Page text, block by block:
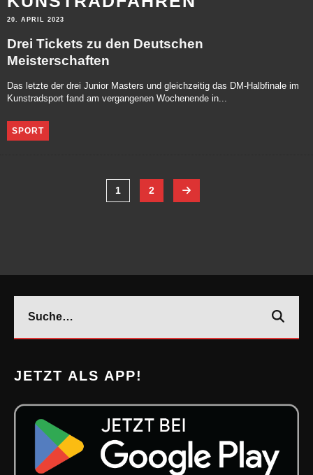
20. APRIL 2023
Drei Tickets zu den Deutschen
Meisterschaften
Das letzte der drei Junior Masters und gleichzeitig das DM-Halbfinale im
Kunstradsport fand am vergangenen Wochenende in...
SPORT
1 2
JETZT ALS APP!